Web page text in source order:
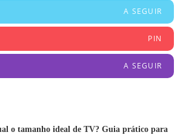
A SEGUIR
PIN
A SEGUIR
o tamanho ideal de TV? Guia prático para